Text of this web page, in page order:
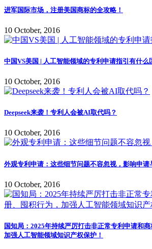
进军国际市场，注册美国商标的全攻略！
10 October, 2016
中国VS美国 | 人工智能领域的专利申请指引有什么
10 October, 2016
Deepseek来袭！专利人会被AI取代吗？
10 October, 2016
外观专利申请：这些细节问题不容忽视，影响申请
10 October, 2016
国知局：2025年持续严厉打击非正常专利申请和
加强人工智能领域知识产权保护！